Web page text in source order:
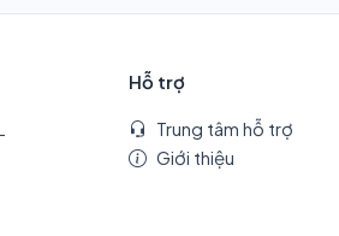
Hỗ trợ
Trung tâm hỗ trợ
Giới thiệu